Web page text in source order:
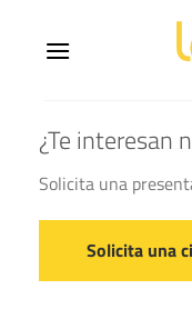
¿Te interesan
Solicita una
Solicita una